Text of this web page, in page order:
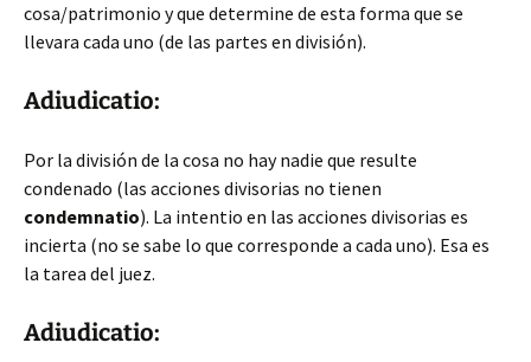
cosa/patrimonio y que determine de esta forma que se
llevara cada uno (de las partes en división).
Adiudicatio:
Por la división de la cosa no hay nadie que resulte
condenado (las acciones divisorias no tienen
condemnatio). La intentio en las acciones divisorias es
incierta (no se sabe lo que corresponde a cada uno). Esa es
la tarea del juez.
Adiudicatio: